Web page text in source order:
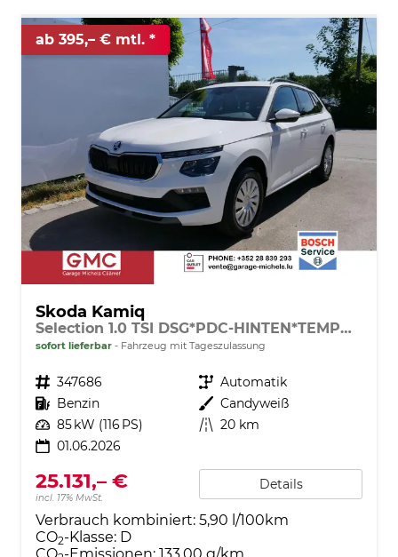
ab 395,– € mtl.
Skoda Kamiq
Selection 1.0 TSI DSG*PDC-HINTEN*TEMPOMAT*SMARTLINK*SHZ*LED*KLIMAAUTOMATIK*
sofort lieferbar Fahrzeug mit Tageszulassung
Fahrzeugnr. 347686 Getriebe Automatik
Kraftstoff Benzin Außenfarbe Candyweiß
Leistung 85 kW (116 PS) Kilometerstand 20 km
01.06.2026
25.131,– €
incl. 17% MwSt.
Details
Verbrauch kombiniert: 5,90 l/100km
CO2-Klasse: D
CO -Emissionen: 133,00 g/km